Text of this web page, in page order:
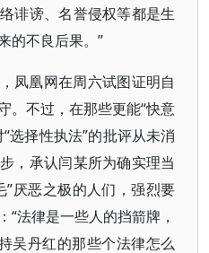
诽谤、名誉侵权等都是生
的不良后果。”
凤凰网在周六试图证明自
。不过，在那些更能“快意
选择性执法”的批评从未消
，承认闫某所为确实理当
”厌恶之极的人们，强烈要
“法律是一些人的挡箭牌，
吴丹红的那些个法律怎么